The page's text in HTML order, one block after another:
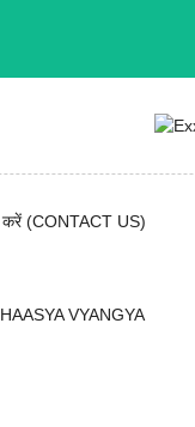
करें (CONTACT US)
VYANGYA